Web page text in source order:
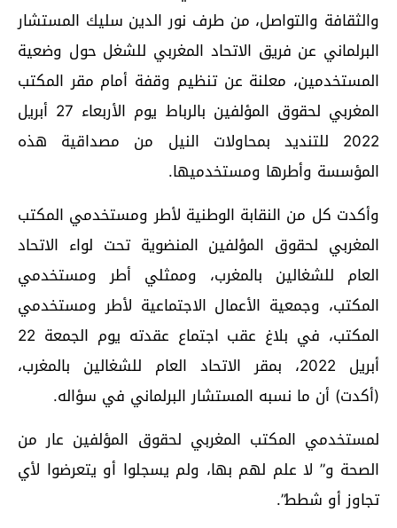
والثقافة والتواصل، من طرف نور الدين سليك المستشار
البرلماني عن فريق الاتحاد المغربي للشغل حول وضعية
المستخدمين، معلنة عن تنظيم وقفة أمام مقر المكتب
المغربي لحقوق المؤلفين بالرباط يوم الأربعاء 27 أبريل
2022 للتنديد بمحاولات النيل من مصداقية هذه
المؤسسة وأطرها ومستخدميها.
وأكدت كل من النقابة الوطنية لأطر ومستخدمي المكتب
المغربي لحقوق المؤلفين المنضوية تحت لواء الاتحاد
العام للشغالين بالمغرب، وممثلي أطر ومستخدمي
المكتب، وجمعية الأعمال الاجتماعية لأطر ومستخدمي
المكتب، في بلاغ عقب اجتماع عقدته يوم الجمعة 22
أبريل 2022، بمقر الاتحاد العام للشغالين بالمغرب،
(أكدت) أن ما نسبه المستشار البرلماني في سؤاله.
لمستخدمي المكتب المغربي لحقوق المؤلفين عار من
الصحة و” لا علم لهم بها، ولم يسجلوا أو يتعرضوا لأي
تجاوز أو شطط”.